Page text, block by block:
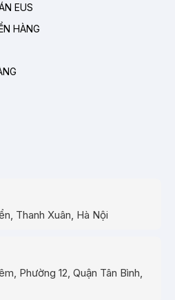
EUS
HÀNG
Thanh Xuân, Hà Nội
Phường 12, Quận Tân Bình,